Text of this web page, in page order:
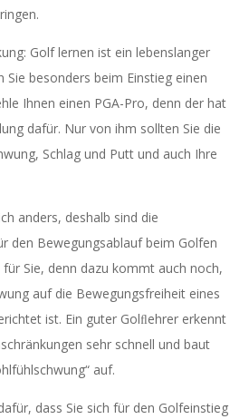
Golf lernen ist ein lebenslanger
Sie besonders beim Einstieg einen
Ihnen einen PGA-Pro, denn der hat
dafür. Nur von ihm sollten Sie die
Schlag und Putt und auch Ihre
anders, deshalb sind die
den Bewegungsablauf beim Golfen
Sie, denn dazu kommt auch noch,
auf die Bewegungsfreiheit eines
ist. Ein guter Golﬂehrer erkennt
sehr schnell und baut
auf.
dass Sie sich für den Golfeinstieg